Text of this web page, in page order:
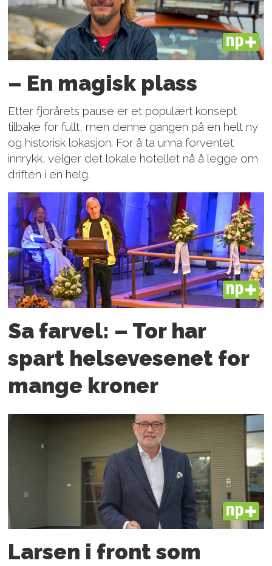
PLUS
– En magisk plass
Etter fjorårets pause er et populært konsept
tilbake for fullt, men denne gangen på en helt ny
og historisk lokasjon. For å ta unna forventet
innrykk, velger det lokale hotellet nå å legge om
driften i en helg.
PLUS
Sa farvel: – Tor har
spart helsevesenet for
mange kroner
PLUS
Larsen i front som